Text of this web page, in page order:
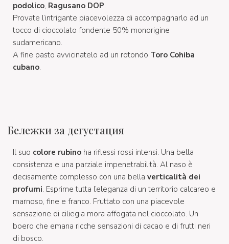
podolico, Ragusano DOP.
Provate l’intrigante piacevolezza di accompagnarlo ad un
tocco di cioccolato fondente 50% monorigine
sudamericano.
A fine pasto avvicinatelo ad un rotondo Toro Cohiba
cubano.
Бележки за дегустация
Il suo colore rubino ha riflessi rossi intensi. Una bella
consistenza e una parziale impenetrabilità. Al naso è
decisamente complesso con una bella verticalità dei
profumi. Esprime tutta l’eleganza di un territorio calcareo e
marnoso, fine e franco. Fruttato con una piacevole
sensazione di ciliegia mora affogata nel cioccolato. Un
boero che emana ricche sensazioni di cacao e di frutti neri
di bosco.